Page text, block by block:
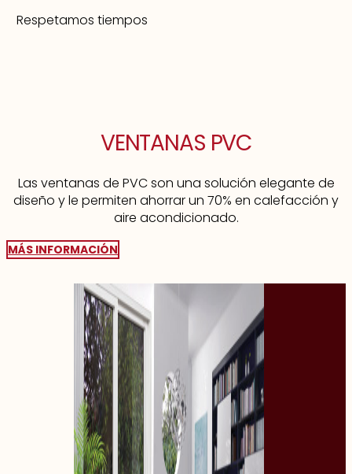
Respetamos tiempos
VENTANAS PVC
Las ventanas de PVC son una solución elegante de
diseño y le permiten ahorrar un 70% en calefacción y
aire acondicionado.
MÁS INFORMACIÓN